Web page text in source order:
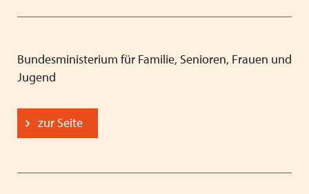
Bundesministerium für Familie, Senioren, Frauen und
Jugend
zur Seite